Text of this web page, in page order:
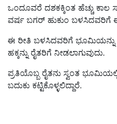
ಒಂದೂವರೆ ದಶಕಕ್ಕಿಂತ ಹೆಚ್ಚು ಕಾಲ
ವರ್ಷ ಬಗರ್ ಹುಕುಂ ಬಳಸಿದವರಿಗೆ
ಈ ರೀತಿ ಬಳಸಿದವರಿಗೆ
ಹಕ್ಕನ್ನು ರೈತರಿಗೆ ನೀಡಲಾಗುವುದು.
ಪ್ರತಿಯೊಬ್ಬ ರೈತನು ಸ್ವಂತ
ಬದುಕು ಕಟ್ಟಿಕೊಳ್ಳಲಿದ್ದಾರೆ.